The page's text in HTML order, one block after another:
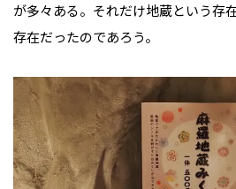
が多々ある。それだけ地蔵という存
存在だったのであろう。